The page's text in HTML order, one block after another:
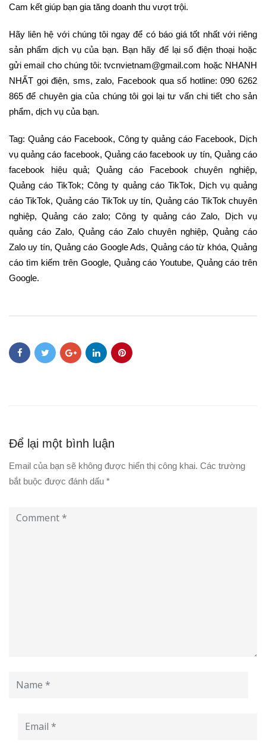
Cam kết giúp bạn gia tăng doanh thu vượt trội.
Hãy liên hệ với chúng tôi ngay để có báo giá tốt nhất với riêng
sản phẩm dịch vụ của bạn. Bạn hãy để lại số điện thoại hoặc
gửi email cho chúng tôi: tvcnvietnam@gmail.com hoặc NHANH
NHẤT gọi điện, sms, zalo, Facebook qua số hotline: 090 6262
865 để chuyên gia của chúng tôi gọi lại tư vấn chi tiết cho sản
phẩm, dịch vụ của bạn.
Tag: Quảng cáo Facebook, Công ty quảng cáo Facebook, Dịch
vụ quảng cáo facebook, Quảng cáo facebook uy tín, Quảng cáo
facebook hiệu quả;Quảng cáo Facebook chuyên nghiệp,
Quảng cáo TikTok;Công ty quảng cáo TikTok, Dịch vụ quảng
cáo TikTok, Quảng cáo TikTok uy tín, Quảng cáo TikTok chuyên
nghiệp,Quảng cáo zalo;Công ty quảng cáo Zalo, Dịch vụ
quảng cáo Zalo, Quảng cáo Zalo chuyên nghiệp, Quảng cáo
Zalo uy tín,Quảng cáo Google Ads, Quảng cáo từ khóa,Quảng
cáo tìm kiếm trên Google, Quảng cáo Youtube, Quảng cáo trên
Google.
Để lại một bình luận
Email của bạn sẽ không được hiển thị công khai. Các trường
bắt buộc được đánh dấu *